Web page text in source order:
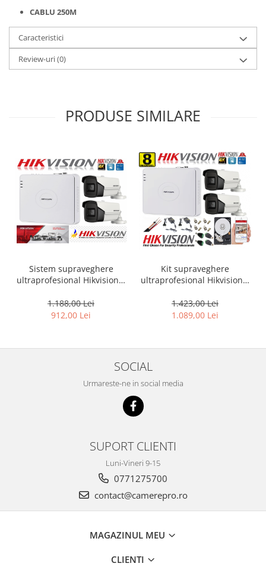
CABLU 250M
Caracteristici
Review-uri(0)
PRODUSE SIMILARE
Sistem supraveghere
ultraprofesional Hikvision 2
4 canale
1.188,00 Lei
912,00 Lei
Kit supraveghere
ultraprofesional Hikvision 2
4 canale, accesorii incluse
si HDD
1.423,00 Lei
1.089,00 Lei
SOCIAL
Urmareste-ne in social media
SUPORT CLIENTI
Luni-Vineri 9-15
0771275700
contact@camerepro.ro
MAGAZINUL MEU
CLIENTI